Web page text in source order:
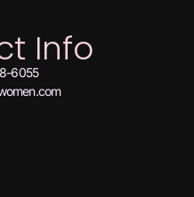
Info
6055